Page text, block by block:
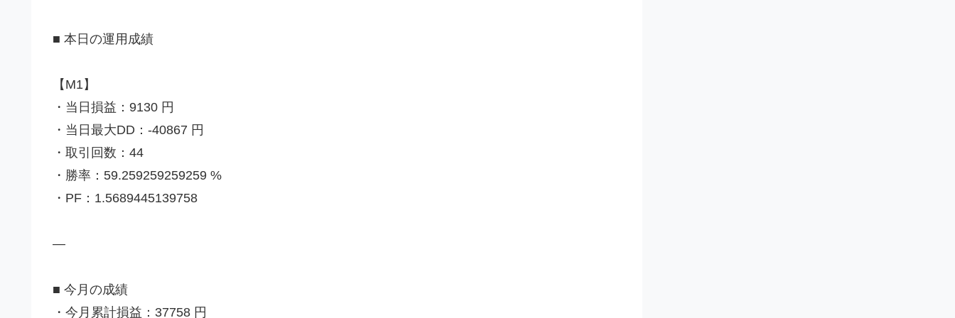
■ 本日の運用成績
【M1】
・当日損益：9130 円
・当日最大DD：-40867 円
・取引回数：44
・勝率：59.259259259259 %
・PF：1.5689445139758
—
■ 今月の成績
・今月累計損益：37758 円